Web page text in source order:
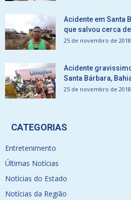
Acidente em Santa
que salvou cerca
25 de novembro de 2018
Acidente
Santa Bárbara,
25 de novembro de 2018
CATEGORIAS
Entretenimento
Últimas Notícias
Notícias do Estado
Notícias da Região